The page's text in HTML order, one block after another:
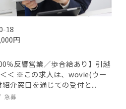
18
円
％反響営業／歩合給あり】引越
＜ ※この求人は、wovie(ウー
介窓口を通じての受付と...
急募